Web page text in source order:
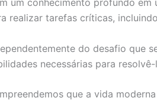
um conhecimento profundo
realizar tarefas críticas, incluindo
do desafio que
necessárias para
que a vida